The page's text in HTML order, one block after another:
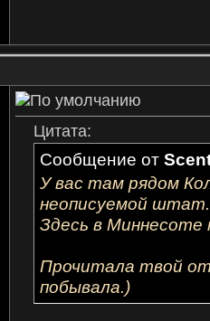
Цитата:
Сообщение от
У вас там рядом
неописуемой штат.
Здесь в Миннесоте
Прочитала твой
побывала.)